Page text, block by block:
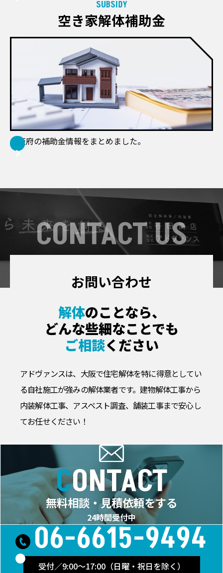
SUBSIDY
空き家解体補助金
大阪府の補助金情報をまとめました。
CONTACT US
お問い合わせ
解体のことなら、
どんな些細なことでも
ご相談ください
アドヴァンスは、大阪で住宅解体を特に得意としてい
る自社施工が強みの解体業者です。建物解体工事から
内装解体工事、アスベスト調査、舗装工事まで安心し
てお任せください！
CONTACT
無料相談・見積依頼をする
24時間受付中
06-6615-9494
受付／9:00～17:00（日曜・祝日を除く）